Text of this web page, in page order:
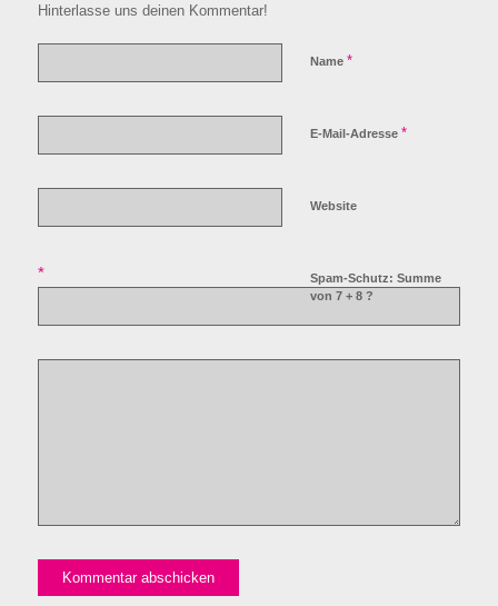
Hinterlasse uns deinen Kommentar!
Name *
E-Mail-Adresse *
Website
Spam-Schutz: Summe
von 7 + 8 ?
*